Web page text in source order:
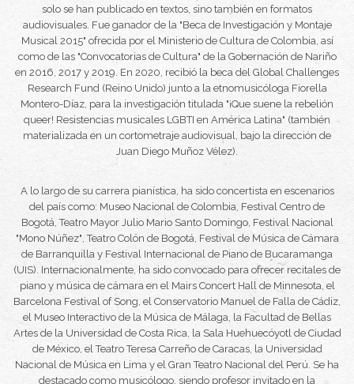
solo se han publicado en textos, sino también en formatos
audiovisuales. Fue ganador de la "Beca de Investigación y Montaje
Musical 2015" ofrecida por el Ministerio de Cultura de Colombia, así
como de las "Convocatorias de Cultura" de la Gobernación de Nariño
en 2016, 2017 y 2019. En 2020, recibió la beca del Global Challenges
Research Fund (Reino Unido) junto a la etnomusicóloga Fiorella
Montero-Díaz, para la investigación titulada "¡Que suene la rebelión
queer! Resistencias musicales LGBTI en América Latina" (también
materializada en un cortometraje audiovisual, bajo la dirección de
Juan Diego Muñoz Vélez).
A lo largo de su carrera pianística, ha sido concertista en escenarios
del país como: Museo Nacional de Colombia, Festival Centro de
Bogotá, Teatro Mayor Julio Mario Santo Domingo, Festival Nacional
"Mono Núñez", Teatro Colón de Bogotá, Festival de Música de Cámara
de Barranquilla y Festival Internacional de Piano de Bucaramanga
(UIS). Internacionalmente, ha sido convocado para ofrecer recitales de
piano y música de cámara en el Mairs Concert Hall de Minnesota, el
Barcelona Festival of Song, el Conservatorio Manuel de Falla de Cádiz,
el Museo Interactivo de la Música de Málaga, la Facultad de Bellas
Artes de la Universidad de Costa Rica, la Sala Huehuecóyotl de Ciudad
de México, el Teatro Teresa Carreño de Caracas, la Universidad
Nacional de Música en Lima y el Gran Teatro Nacional del Perú. Se ha
destacado como musicólogo, siendo profesor invitado en la